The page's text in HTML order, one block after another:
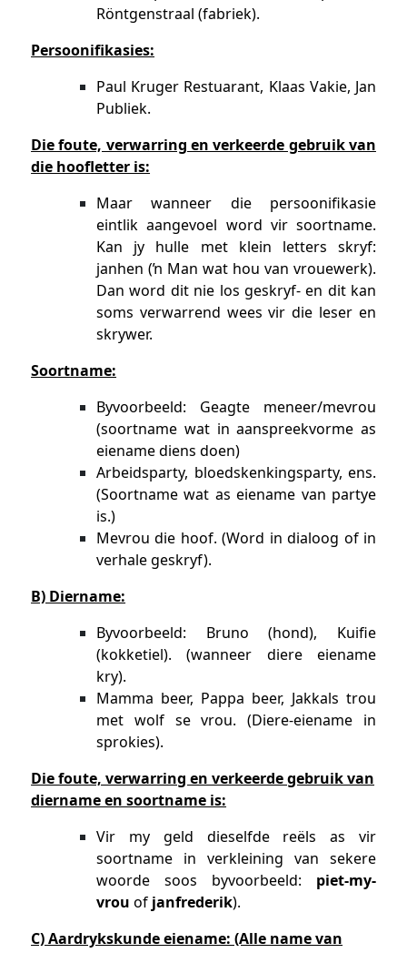
Röntgenstraal (fabriek).
Persoonifikasies:
Paul Kruger Restuarant, Klaas Vakie, Jan
Publiek.
Die foute, verwarring en verkeerde gebruik van
die hoofletter is:
Maar wanneer die persoonifikasie
eintlik aangevoel word vir soortname.
Kan jy hulle met klein letters skryf:
janhen (ŉ Man wat hou van vrouewerk).
Dan word dit nie los geskryf- en dit kan
soms verwarrend wees vir die leser en
skrywer.
Soortname:
Byvoorbeeld: Geagte meneer/mevrou
(soortname wat in aanspreekvorme as
eiename diens doen)
Arbeidsparty, bloedskenkingsparty, ens.
(Soortname wat as eiename van partye
is.)
Mevrou die hoof. (Word in dialoog of in
verhale geskryf).
B) Diername:
Byvoorbeeld: Bruno (hond), Kuifie
(kokketiel). (wanneer diere eiename
kry).
Mamma beer, Pappa beer, Jakkals trou
met wolf se vrou. (Diere-eiename in
sprokies).
Die foute, verwarring en verkeerde gebruik van
diername en soortname is:
Vir my geld dieselfde reëls as vir
soortname in verkleining van sekere
woorde soos byvoorbeeld: piet-my-
vrou of janfrederik).
C) Aardrykskunde eiename: (Alle name van